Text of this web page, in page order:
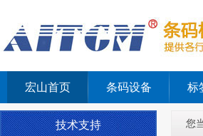
宏山首页 条码设备 标
技术支持 您